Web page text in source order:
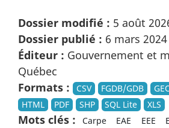
Dossier modifié : 5 août
Dossier publié : 6 mars 2024
Éditeur : Gouvernement et
Québec
Formats :
CSV FGDB/GDB
HTML
PDF SHP SQL Lite XLS
Mots clés : Carpe EAE EEE